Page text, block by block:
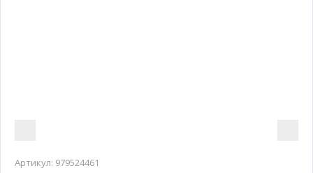
Артикул: 979524461